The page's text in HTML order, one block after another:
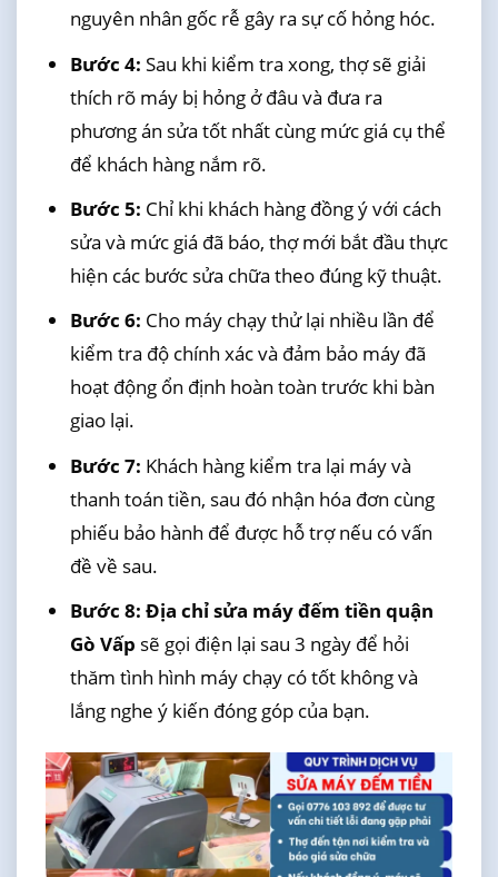
nguyên nhân gốc rễ gây ra sự cố hỏng hóc.
Bước 4: Sau khi kiểm tra xong, thợ sẽ giải
thích rõ máy bị hỏng ở đâu và đưa ra
phương án sửa tốt nhất cùng mức giá cụ thể
để khách hàng nắm rõ.
Bước 5: Chỉ khi khách hàng đồng ý với cách
sửa và mức giá đã báo, thợ mới bắt đầu thực
hiện các bước sửa chữa theo đúng kỹ thuật.
Bước 6: Cho máy chạy thử lại nhiều lần để
kiểm tra độ chính xác và đảm bảo máy đã
hoạt động ổn định hoàn toàn trước khi bàn
giao lại.
Bước 7: Khách hàng kiểm tra lại máy và
thanh toán tiền, sau đó nhận hóa đơn cùng
phiếu bảo hành để được hỗ trợ nếu có vấn
đề về sau.
Bước 8: Địa chỉ sửa máy đếm tiền quận
Gò Vấp sẽ gọi điện lại sau 3 ngày để hỏi
thăm tình hình máy chạy có tốt không và
lắng nghe ý kiến đóng góp của bạn.